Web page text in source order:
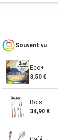
Souvent vu
Eco+
3,50 €
Bois
34,90 €